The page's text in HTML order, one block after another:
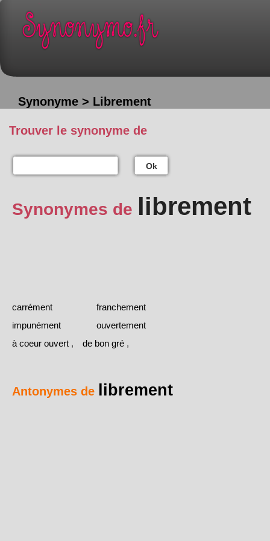
Synonyme > Librement
Trouver le synonyme de
Ok
Synonymes de librement
carrément
franchement
impunément
ouvertement
à coeur ouvert , de bon gré ,
Antonymes de librement